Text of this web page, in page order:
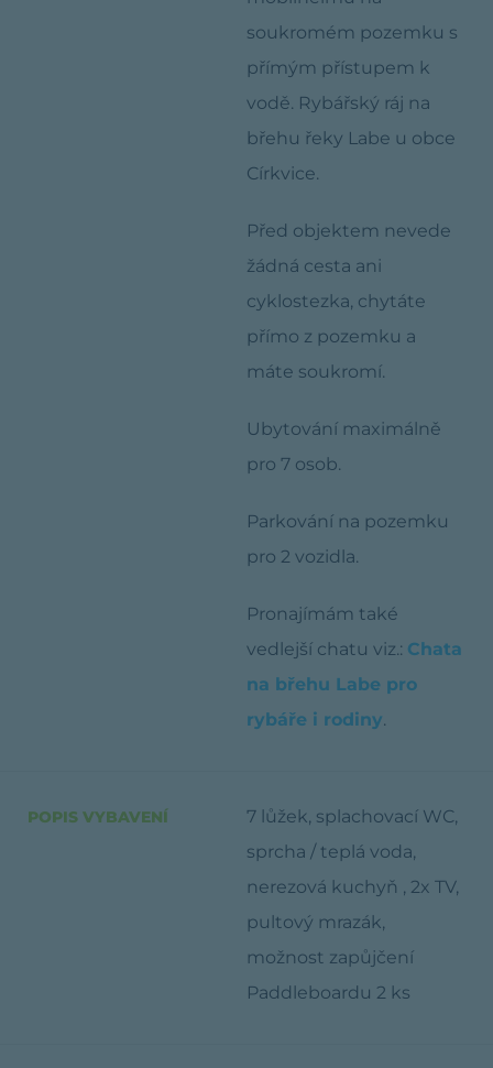
soukromém pozemku s
přímým přístupem k
vodě. Rybářský ráj na
břehu řeky Labe u obce
Církvice.
Před objektem nevede
žádná cesta ani
cyklostezka, chytáte
přímo z pozemku a
máte soukromí.
Ubytování maximálně
pro 7 osob.
Parkování na pozemku
pro 2 vozidla.
Pronajímám také
vedlejší chatu viz.: Chata
na břehu Labe pro
rybáře i rodiny.
POPIS VYBAVENÍ
7 lůžek, splachovací WC,
sprcha / teplá voda,
nerezová kuchyň , 2x TV,
pultový mrazák,
možnost zapůjčení
Paddleboardu 2 ks